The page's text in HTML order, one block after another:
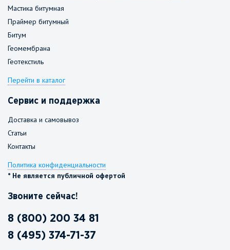
Мастика битумная
Праймер битумный
Битум
Геомембрана
Геотекстиль
Перейти в каталог
Сервис и поддержка
Доставка и самовывоз
Статьи
Контакты
Политика конфиденциальности
* Не является публичной офертой
Звоните сейчас!
8 (800) 200 34 81
8 (495) 374-71-37